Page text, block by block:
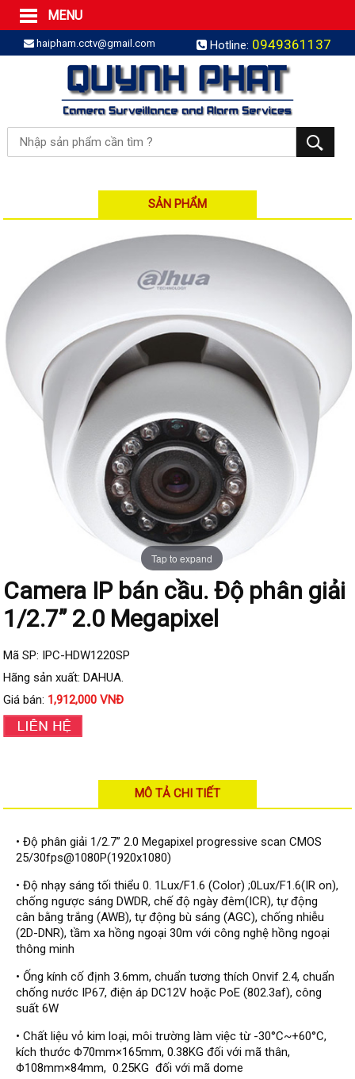
MENU
Trang Chủ
Sản phẩm
SẢN PHẨM TRỌN GÓI
LẮP BÁO TRỘM TRỌN GÓI
LẮP CAMERA TRỌN GÓI
Camera IP
Camera IP KBVISION
Camera IP HIKVISION
Camera IP Dahua
Camera IP Visionhitech
Đầu ghi IP | NVR
Đầu ghi IP HIKVISION
Đầu ghi IP KBVISION
Đầu ghi IP HDParagon
Đầu ghi IP Dahua
Đầu ghi IP Visionhitech
Camera Analog
Camera HIKVISION
Camera Dahua
Camera KBVISION
Camera HDParagon
Đầu ghi HDParagon
Đầu ghi Visionhitech
Đầu ghi KBVISION
Thiết bị Enforcer
access control
Khóa điện tử VIRO
Khóa điện tử KBVISION
Access control Syris
Giải pháp
LẮP ĐẶT CAMERA TRỌN GÓI
GIẢI PHÁP CAMERA AN NINH
GIẢI PHÁP GIÁM SÁT RA VÀO
GIẢI PHÁP NHỎ TRỌN GÓI
Hỗ trợ kỹ thuật
haipham.cctv@gmail.com Hotline: 0949361137
SẢN PHẨM
Tap to expand
Camera IP bán cầu. Độ phân giải
1/2.7” 2.0 Megapixel
Mã SP: IPC-HDW1220SP
Hãng sản xuất: DAHUA.
Giá bán: 1,912,000 VNĐ
MÔ TẢ CHI TIẾT
• Độ phân giải 1/2.7” 2.0 Megapixel progressive scan CMOS
25/30fps@1080P(1920x1080)
• Độ nhạy sáng tối thiểu 0. 1Lux/F1.6 (Color) ;0Lux/F1.6(IR on),
chống ngược sáng DWDR, chế độ ngày đêm(ICR), tự động
cân bằng trắng (AWB), tự động bù sáng (AGC), chống nhiễu
(2D-DNR), tầm xa hồng ngoại 30m với công nghệ hồng ngoại
thông minh
• Ống kính cố định 3.6mm, chuẩn tương thích Onvif 2.4, chuẩn
chống nước IP67, điện áp DC12V hoặc PoE (802.3af), công
suất 6W
• Chất liệu vỏ kim loại, môi trường làm việc từ -30°C~+60°C,
kích thước Φ70mm×165mm, 0.38KG đối với mã thân,
Φ108mm×84mm, 0.25KG đối với mã dome